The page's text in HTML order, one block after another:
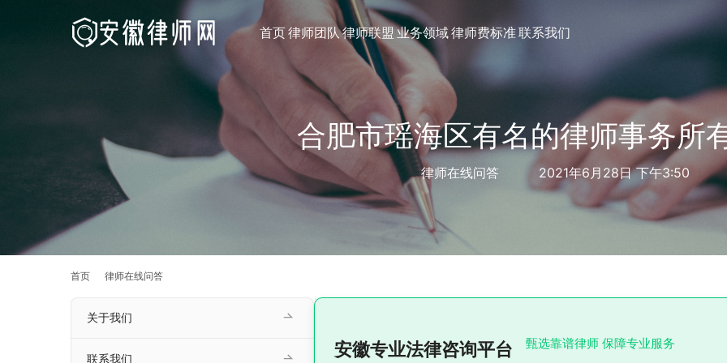
首页律师团队律师联盟业务领域律师费标准联系我们
合肥市瑶海区有名的律师事务所
律师在线问答 2021年6月28日 下午3:50
首页 律师在线问答
安徽专业法律咨询平台 甄选靠谱律师 保障专业服务
关于我们
联系我们